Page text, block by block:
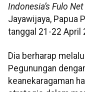
Indonesia’s Fulo
Jayawijaya, Papua
tanggal 21-22 April
Dia berharap
Pegunungan
keanekaragaman